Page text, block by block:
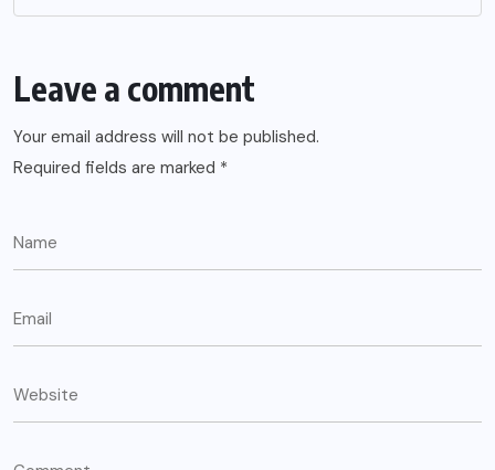
Leave a comment
Your email address will not be published.
Required fields are marked *